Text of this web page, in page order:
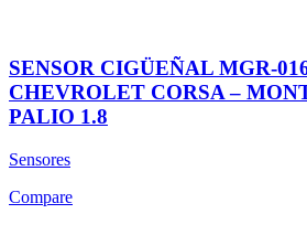
SENSOR CIGÜEÑAL MGR-
CHEVROLET CORSA –
PALIO 1.8
Sensores
Compare